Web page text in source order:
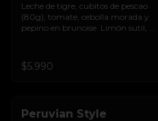
Leche de tigre, cubitos de pescao
(80g), tomate, cebolla morada y
pepino en brunoise. Limón sutil,
$5.990
Peruvian Style